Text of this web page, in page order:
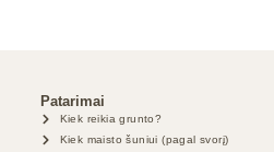
Patarimai
Kiek reikia grunto?
Kiek maisto šuniui (pagal svorį)